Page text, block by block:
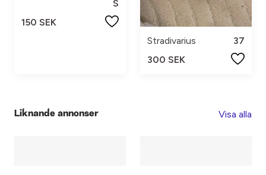
S
150 SEK
Stradivarius
37
300 SEK
Liknande annonser Visa alla